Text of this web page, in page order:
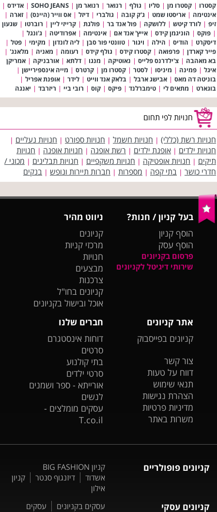
קסטרו | קסטרו מן | סליו | גולף | רנואר | רנואר מן |
SOHO JEANS
| אדידס |
אינטימה | אריסטו שמט | ג'ק קובה | גולברי | דיזל | אס ווייר (היינס) | זארה |
זיפ | לורד קיטש | ללושקה | פול אנד בר | פולגת | קרייזי ליין | רוברטו | שגעון
| פוקס | הוניגמן קידס | אייץ' אנד אם | אינטימה | אפרודיטה | ג'ונגל |
דיסקרט | הודיס | הילה | ויגור | טוונטי פור סבן | ליה לונדון | מקימי | פטל |
פייר קארדן | פרפואה | קסטרו קידס | גולף קידס | רעומה | מאניה | מלאנג' |
בא מאהבה | צ'ילדרנס פלייס | נאוטיקה | מנגו | דלתא | אורבניקה | אמריקן
איגל | פמינה | מיניסו | לסטר | קסטרו מן | קרטרס | מייה אינספיריישן |
בוניטה דה מאס | אבישג ארבל | בלאק אנד ווייט | לידר | אופנת אפריל |
בוגארט | מתאים לי | טימברלנד | פיקס | קוס | רובי ביי | ריזרבד | יאנגה
חנויות לפי תחום
חנויות רשת (כללי) | חנויות חשמל | חנויות ספורט | חנויות נעליים |
חנויות ילדים | אופנת ילדים | רשת אופנה | חנויות אופנה | חנויות
תיקים | חנויות אופטיקה | חנויות משקפיים | חנויות תבלינים | מכוני /
חדרי כושר | בתי קפה | מספרות | חברות תיירות ונופש | בנקים
בעל קניון / חנות?
הוסף קניון
הוסף עסק
פרסום בקניונים
שירותי דיגיטל לקניונים
ניווט מהיר
קניונים
מרכזי קניות
חנויות
מבצעים
צרכנות
קניונים בחו"ל
אוכל ובישול בקניונים
אתר קניונים
קניונים בפייסבוק
צור קשר
דווח על טעות
תנאי שימוש
הצהרת נגישות
מדיניות פרטיות
משרות באתר
חברים שלנו
דוחות אינסטגרם
סרטים
בתי קולנוע
סרטי ילדים
אורייתא - ספר ושמנים
לנשים
עסקים מומלצים -
T.co.il
קניונים פופולריים
קניון BIG FASHION
אשדוד
דיזנגוף סנטר
קניון
אילון
קניונים עסקי עסקים בקניונים
עסקים